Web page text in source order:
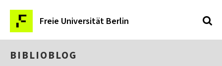
Freie Universität Berlin
BIBLIOBLOG